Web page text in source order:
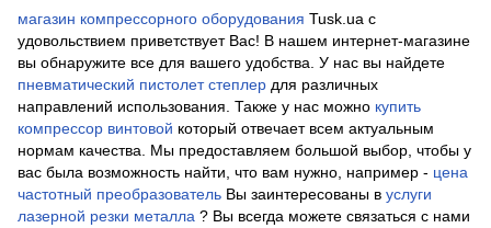
магазин компрессорного оборудования Tusk.ua с
удовольствием приветствует Вас! В нашем интернет-магазине
вы обнаружите все для вашего удобства. У нас вы найдете
пневматический пистолет степлер для различных
направлений использования. Также у нас можно купить
компрессор винтовой который отвечает всем актуальным
нормам качества. Мы предоставляем большой выбор, чтобы у
вас была возможность найти, что вам нужно, например - цена
частотный преобразователь Вы заинтересованы в услуги
лазерной резки металла ? Вы всегда можете связаться с нами